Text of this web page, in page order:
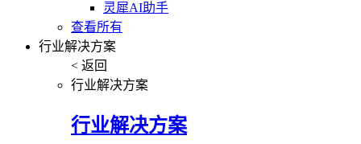
灵犀AI助手
查看所有
行业解决方案
< 返回
行业解决方案
行业解决方案